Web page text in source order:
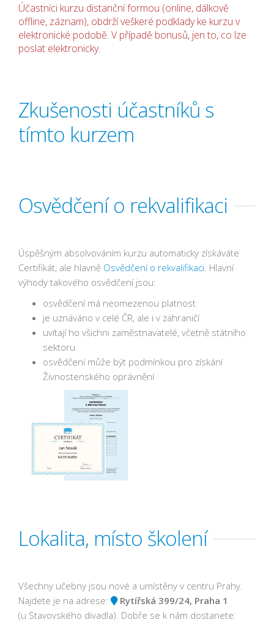
Účastníci kurzu distanční formou (online, dálkově
offline, záznam), obdrží veškeré podklady ke kurzu v
elektronické podobě. V případě bonusů, jen to, co lze
poslat elektronicky.
Zkušenosti účastníků s
tímto kurzem
Osvědčení o rekvalifikaci
Úspěšným absolvováním kurzu automaticky získáváte
Certifikát, ale hlavně Osvědčení o rekvalifikaci . Hlavní
výhody takového osvědčení jsou:
osvědčení má neomezenou platnost
je uznáváno v celé ČR, ale i v zahraničí
uvítají ho všichni zaměstnavatelé, včetně státního
sektoru
osvědčení může být podmínkou pro získání
Živnostenského oprávnění
Lokalita, místo školení
Všechny učebny jsou nové a umístěny v centru Prahy.
Najdete je na adrese:
Rytířská 399/24, Praha 1
(u Stavovského divadla). Dobře se k nám dostanete: